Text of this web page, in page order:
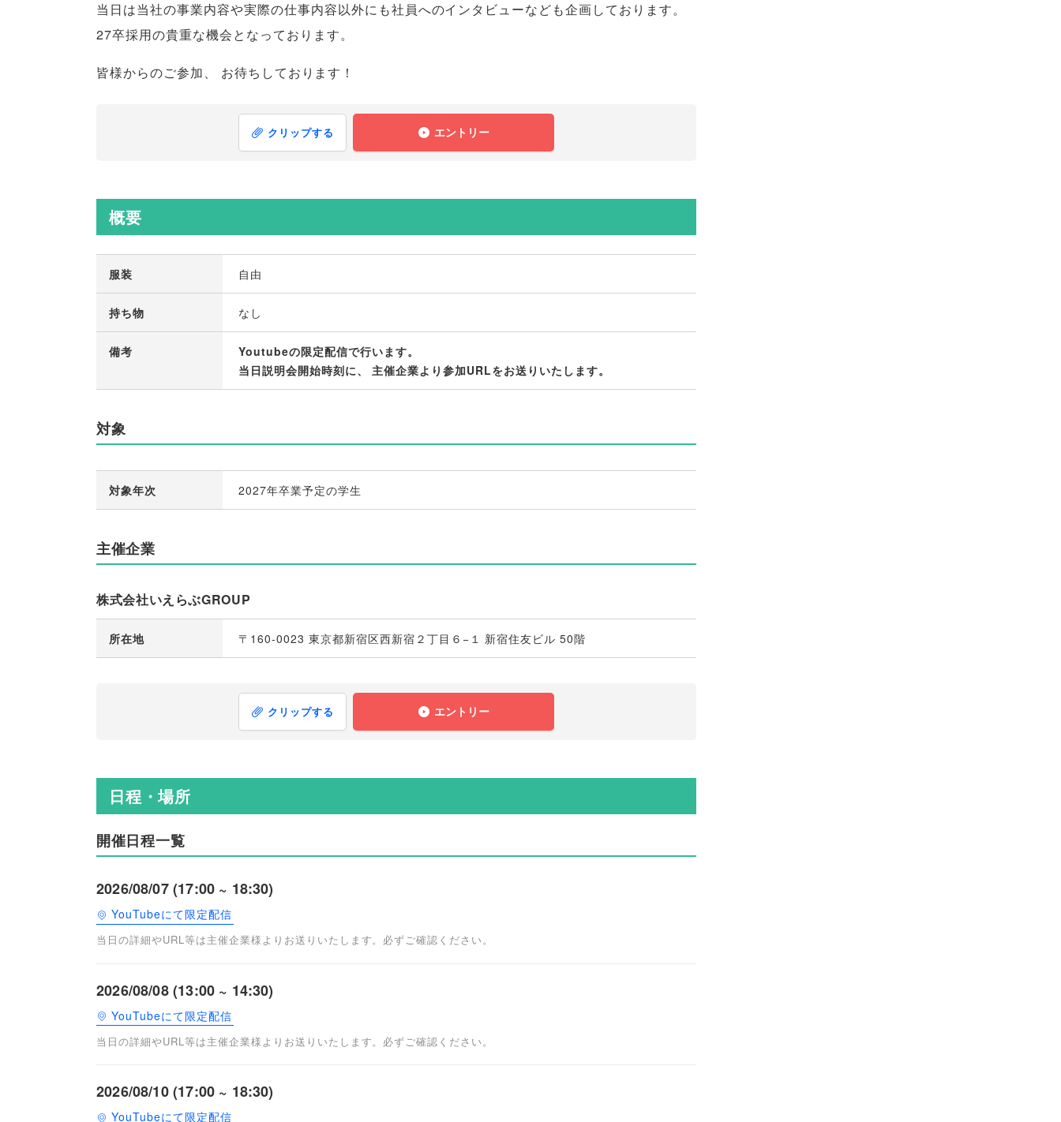
当日は当社の事業内容や実際の仕事内容以外にも社員へのインタビューなども企画しております。
27卒採用の貴重な機会となっております。
皆様からのご参加、 お待ちしております！
クリップする エントリー
概要
服装 自由
持ち物 なし
備考 Youtubeの限定配信で行います。
当日説明会開始時刻に、 主催企業より参加URLをお送りいたします。
対象
対象年次 2027年卒業予定の学生
主催企業
株式会社いえらぶGROUP
所在地 〒160-0023 東京都新宿区西新宿２丁目６−１ 新宿住友ビル 50階
クリップする エントリー
日程・場所
開催日程一覧
2026/08/07 (17:00 ~ 18:30)
YouTubeにて限定配信
当日の詳細やURL等は主催企業様よりお送りいたします。必ずご確認ください。
2026/08/08 (13:00 ~ 14:30)
YouTubeにて限定配信
当日の詳細やURL等は主催企業様よりお送りいたします。必ずご確認ください。
2026/08/10 (17:00 ~ 18:30)
YouTubeにて限定配信